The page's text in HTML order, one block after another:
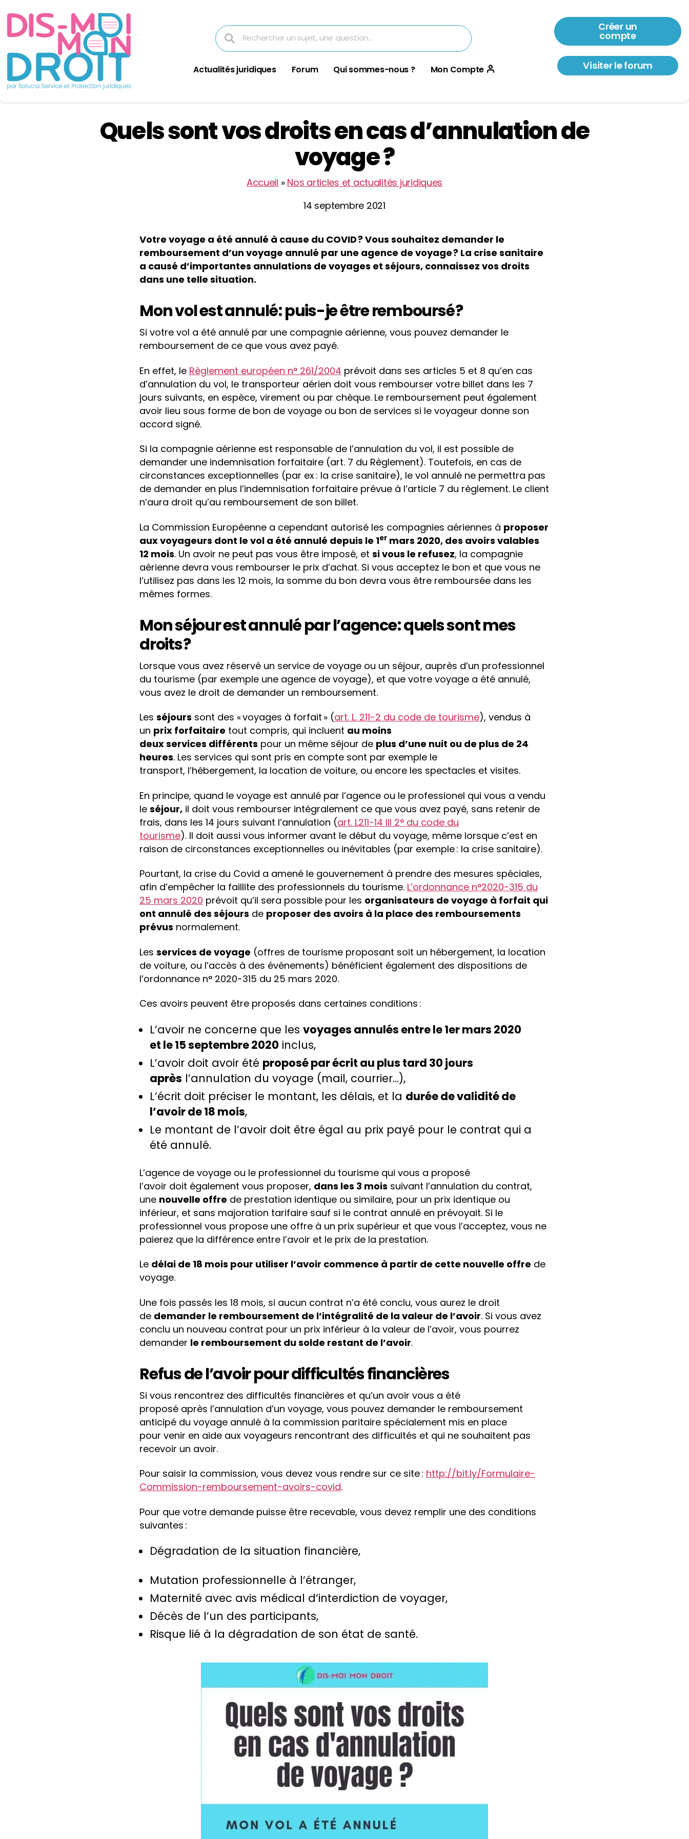
Actualités juridiques Forum Qui sommes-nous ? Mon Compte
Créer un
compte
Visiter le forum
Quels sont vos droits en cas d’annulation de
voyage ?
Accueil » Nos articles et actualités juridiques
14 septembre 2021
Votre voyage a été annulé à cause du COVID ? Vous souhaitez demander le
remboursement d’un voyage annulé par une agence de voyage ? La crise sanitaire
a causé d’importantes annulations de voyages et séjours, connaissez vos droits
dans une telle situation.
Mon vol est annulé : puis-je être remboursé ?
Si votre vol a été annulé par une compagnie aérienne, vous pouvez demander le
remboursement de ce que vous avez payé.
En effet, le Règlement européen n° 261/2004 prévoit dans ses articles 5 et 8 qu’en cas
d’annulation du vol, le transporteur aérien doit vous rembourser votre billet dans les 7
jours suivants, en espèce, virement ou par chèque. Le remboursement peut également
avoir lieu sous forme de bon de voyage ou bon de services si le voyageur donne son
accord signé.
Si la compagnie aérienne est responsable de l’annulation du vol, il est possible de
demander une indemnisation forfaitaire (art. 7 du Règlement). Toutefois, en cas de
circonstances exceptionnelles (par ex : la crise sanitaire), le vol annulé ne permettra pas
de demander en plus l’indemnisation forfaitaire prévue à l’article 7 du règlement. Le client
n’aura droit qu’au remboursement de son billet.
La Commission Européenne a cependant autorisé les compagnies aériennes à proposer
aux voyageurs dont le vol a été annulé depuis le 1er mars 2020, des avoirs valables
12 mois. Un avoir ne peut pas vous être imposé, et si vous le refusez, la compagnie
aérienne devra vous rembourser le prix d’achat. Si vous acceptez le bon et que vous ne
l’utilisez pas dans les 12 mois, la somme du bon devra vous être remboursée dans les
mêmes formes.
Mon séjour est annulé par l’agence : quels sont mes
droits ?
Lorsque vous avez réservé un service de voyage ou un séjour, auprès d’un professionnel
du tourisme (par exemple une agence de voyage), et que votre voyage a été annulé,
vous avez le droit de demander un remboursement.
Les séjours sont des « voyages à forfait » (art. L. 211-2 du code de tourisme), vendus à
un prix forfaitaire tout compris, qui incluent au moins
deux services différents pour un même séjour de plus d’une nuit ou de plus de 24
heures. Les services qui sont pris en compte sont par exemple le
transport, l’hébergement, la location de voiture, ou encore les spectacles et visites.
En principe, quand le voyage est annulé par l’agence ou le professionel qui vous a vendu
le séjour, il doit vous rembourser intégralement ce que vous avez payé, sans retenir de
frais, dans les 14 jours suivant l’annulation (art. L211-14 III 2° du code du
tourisme). Il doit aussi vous informer avant le début du voyage, même lorsque c’est en
raison de circonstances exceptionnelles ou inévitables (par exemple : la crise sanitaire).
Pourtant, la crise du Covid a amené le gouvernement à prendre des mesures spéciales,
afin d’empêcher la faillite des professionnels du tourisme. L’ordonnance n°2020-315 du
25 mars 2020 prévoit qu’il sera possible pour les organisateurs de voyage à forfait qui
ont annulé des séjours de proposer des avoirs à la place des remboursements
prévus normalement.
Les services de voyage (offres de tourisme proposant soit un hébergement, la location
de voiture, ou l’accès à des évènements) bénéficient également des dispositions de
l’ordonnance n° 2020-315 du 25 mars 2020.
Ces avoirs peuvent être proposés dans certaines conditions :
L’avoir ne concerne que les voyages annulés entre le 1er mars 2020
et le 15 septembre 2020 inclus,
L’avoir doit avoir été proposé par écrit au plus tard 30 jours
après l’annulation du voyage (mail, courrier…),
L’écrit doit préciser le montant, les délais, et la durée de validité de
l’avoir de 18 mois,
Le montant de l’avoir doit être égal au prix payé pour le contrat qui a
été annulé.
L’agence de voyage ou le professionnel du tourisme qui vous a proposé
l’avoir doit également vous proposer, dans les 3 mois suivant l’annulation du contrat,
une nouvelle offre de prestation identique ou similaire, pour un prix identique ou
inférieur, et sans majoration tarifaire sauf si le contrat annulé en prévoyait. Si le
professionnel vous propose une offre à un prix supérieur et que vous l’acceptez, vous ne
paierez que la différence entre l’avoir et le prix de la prestation.
Le délai de 18 mois pour utiliser l’avoir commence à partir de cette nouvelle offre de
voyage.
Une fois passés les 18 mois, si aucun contrat n’a été conclu, vous aurez le droit
de demander le remboursement de l’intégralité de la valeur de l’avoir. Si vous avez
conclu un nouveau contrat pour un prix inférieur à la valeur de l’avoir, vous pourrez
demander le remboursement du solde restant de l’avoir.
Refus de l’avoir pour difficultés financières
Si vous rencontrez des difficultés financières et qu’un avoir vous a été
proposé après l’annulation d’un voyage, vous pouvez demander le remboursement
anticipé du voyage annulé à la commission paritaire spécialement mis en place
pour venir en aide aux voyageurs rencontrant des difficultés et qui ne souhaitent pas
recevoir un avoir.
Pour saisir la commission, vous devez vous rendre sur ce site : http://bit.ly/Formulaire-
Commission-remboursement-avoirs-covid.
Pour que votre demande puisse être recevable, vous devez remplir une des conditions
suivantes :
Dégradation de la situation financière,
Mutation professionnelle à l’étranger,
Maternité avec avis médical d’interdiction de voyager,
Décès de l’un des participants,
Risque lié à la dégradation de son état de santé.